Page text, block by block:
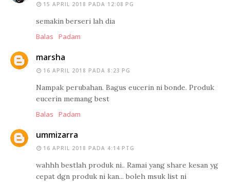
15 APRIL 2018 PADA 12:08 PG
semakin berseri lah dia
Balas
Padam
marsha
16 APRIL 2018 PADA 8:23 PG
Nampak perubahan. Bagus eucerin ni bonde. Produk
eucerin memang best
Balas
Padam
ummizarra
16 APRIL 2018 PADA 4:14 PTG
wahhh bestlah produk ni.. Ramai yang share kesan yg
cepat dgn produk ni kan... boleh msuk list ni